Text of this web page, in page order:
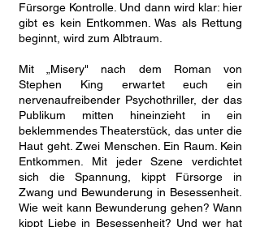
Fürsorge Kontrolle. Und dann wird klar: hier
gibt es kein Entkommen. Was als Rettung
beginnt, wird zum Albtraum.
Mit „Misery" nach dem Roman von
Stephen King erwartet euch ein
nervenaufreibender Psychothriller, der das
Publikum mitten hineinzieht in ein
beklemmendes Theaterstück, das unter die
Haut geht. Zwei Menschen. Ein Raum. Kein
Entkommen. Mit jeder Szene verdichtet
sich die Spannung, kippt Fürsorge in
Zwang und Bewunderung in Besessenheit.
Wie weit kann Bewunderung gehen? Wann
kippt Liebe in Besessenheit? Und wer hat